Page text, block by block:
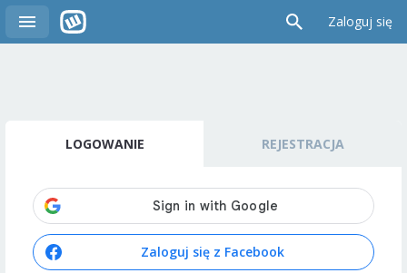
Zaloguj się
LOGOWANIE REJESTRACJA
Zaloguj się z Facebook